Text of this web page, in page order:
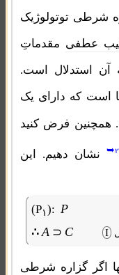
شرطی توتولوژیک
عطفی مقدماتِ
آن استدلال است.
است که دارای یک
فرض کنید
➥نشان دهیم. این
(P۱): P
∴ A ⊃ C I
اگر گزاره شرطی